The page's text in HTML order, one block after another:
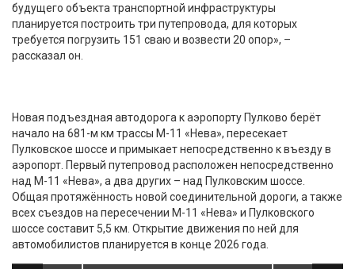
будущего объекта транспортной инфраструктуры
планируется построить три путепровода, для которых
требуется погрузить 151 сваю и возвести 20 опор», –
рассказал он.
Новая подъездная автодорога к аэропорту Пулково берёт
начало на 681-м км трассы М-11 «Нева», пересекает
Пулковское шоссе и примыкает непосредственно к въезду в
аэропорт. Первый путепровод расположен непосредственно
над М-11 «Нева», а два других – над Пулковским шоссе.
Общая протяжённость новой соединительной дороги, а также
всех съездов на пересечении М-11 «Нева» и Пулковского
шоссе составит 5,5 км. Открытие движения по ней для
автомобилистов планируется в конце 2026 года.